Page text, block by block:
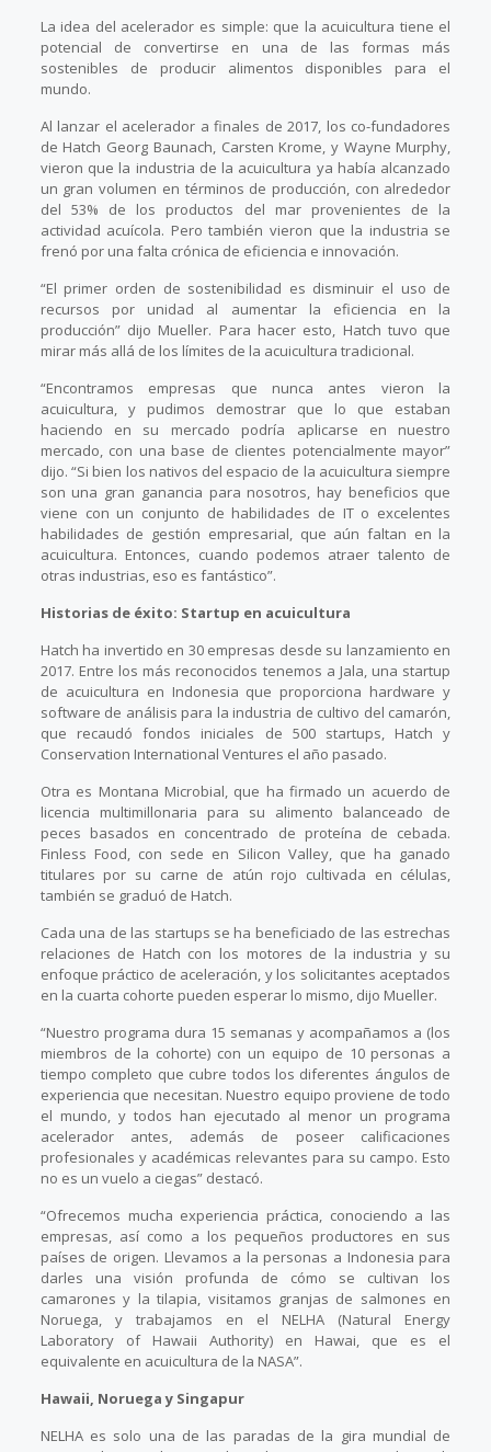
La idea del acelerador es simple: que la acuicultura tiene el
potencial de convertirse en una de las formas más
sostenibles de producir alimentos disponibles para el
mundo.
Al lanzar el acelerador a finales de 2017, los co-fundadores
de Hatch Georg Baunach, Carsten Krome, y Wayne Murphy,
vieron que la industria de la acuicultura ya había alcanzado
un gran volumen en términos de producción, con alrededor
del 53% de los productos del mar provenientes de la
actividad acuícola. Pero también vieron que la industria se
frenó por una falta crónica de eficiencia e innovación.
“El primer orden de sostenibilidad es disminuir el uso de
recursos por unidad al aumentar la eficiencia en la
producción” dijo Mueller. Para hacer esto, Hatch tuvo que
mirar más allá de los límites de la acuicultura tradicional.
“Encontramos empresas que nunca antes vieron la
acuicultura, y pudimos demostrar que lo que estaban
haciendo en su mercado podría aplicarse en nuestro
mercado, con una base de clientes potencialmente mayor”
dijo. “Si bien los nativos del espacio de la acuicultura siempre
son una gran ganancia para nosotros, hay beneficios que
viene con un conjunto de habilidades de IT o excelentes
habilidades de gestión empresarial, que aún faltan en la
acuicultura. Entonces, cuando podemos atraer talento de
otras industrias, eso es fantástico”.
Historias de éxito: Startup en acuicultura
Hatch ha invertido en 30 empresas desde su lanzamiento en
2017. Entre los más reconocidos tenemos a Jala, una startup
de acuicultura en Indonesia que proporciona hardware y
software de análisis para la industria de cultivo del camarón,
que recaudó fondos iniciales de 500 startups, Hatch y
Conservation International Ventures el año pasado.
Otra es Montana Microbial, que ha firmado un acuerdo de
licencia multimillonaria para su alimento balanceado de
peces basados en concentrado de proteína de cebada.
Finless Food, con sede en Silicon Valley, que ha ganado
titulares por su carne de atún rojo cultivada en células,
también se graduó de Hatch.
Cada una de las startups se ha beneficiado de las estrechas
relaciones de Hatch con los motores de la industria y su
enfoque práctico de aceleración, y los solicitantes aceptados
en la cuarta cohorte pueden esperar lo mismo, dijo Mueller.
“Nuestro programa dura 15 semanas y acompañamos a (los
miembros de la cohorte) con un equipo de 10 personas a
tiempo completo que cubre todos los diferentes ángulos de
experiencia que necesitan. Nuestro equipo proviene de todo
el mundo, y todos han ejecutado al menor un programa
acelerador antes, además de poseer calificaciones
profesionales y académicas relevantes para su campo. Esto
no es un vuelo a ciegas” destacó.
“Ofrecemos mucha experiencia práctica, conociendo a las
empresas, así como a los pequeños productores en sus
países de origen. Llevamos a la personas a Indonesia para
darles una visión profunda de cómo se cultivan los
camarones y la tilapia, visitamos granjas de salmones en
Noruega, y trabajamos en el NELHA (Natural Energy
Laboratory of Hawaii Authority) en Hawai, que es el
equivalente en acuicultura de la NASA”.
Hawaii, Noruega y Singapur
NELHA es solo una de las paradas de la gira mundial de